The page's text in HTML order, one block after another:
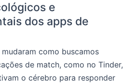
e
dos apps de
como buscamos
de match, como no Tinder,
o cérebro para responder